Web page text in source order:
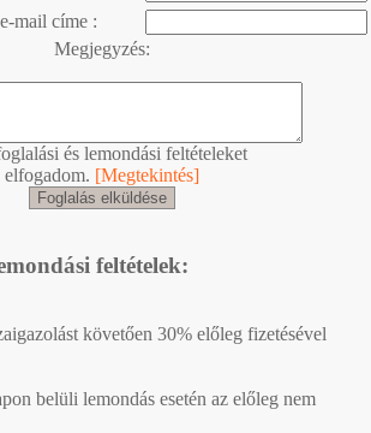
mail címe :
Megjegyzés:
és lemondási feltételeket
elfogadom. [Megtekintés]
feltételek:
követően 30% előleg fizetésével
belüli lemondás esetén az előleg nem